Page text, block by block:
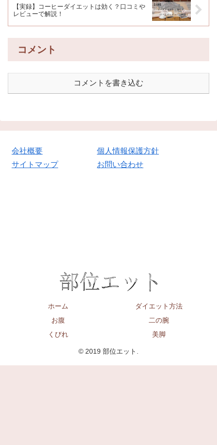
【実録】コーヒーダイエットは効く？口コミや
レビューで解説！
コメント
コメントを書き込む
会社概要
個人情報保護方針
サイトマップ
お問い合わせ
ホーム
ダイエット方法
お腹
二の腕
くびれ
美脚
© 2019 部位エット.